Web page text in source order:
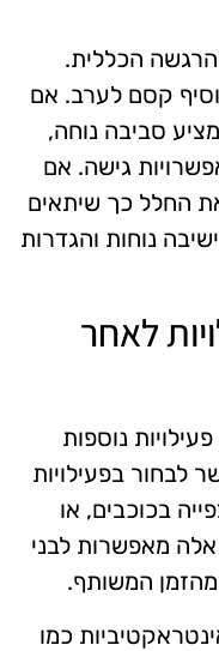
הכללית.
קסם לערב. אם
סביבה נוחה,
גישה. אם
החלל כך שיתאים
נוחות והגדרות
לאחר
נוספות
לבחור בפעילויות
בכוכבים, או
מאפשרות לבני
המשותף.
כמו